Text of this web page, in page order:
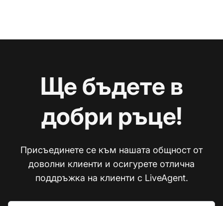
Ще бъдете в
добри ръце!
Присъединете се към нашата общност от
доволни клиенти и осигурете отлична
поддръжка на клиенти с LiveAgent.